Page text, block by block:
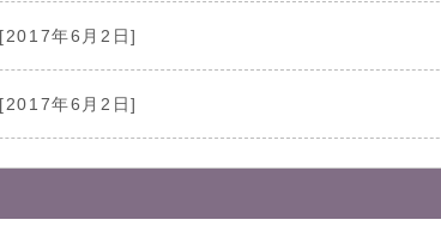
[2017年6月2日]
[2017年6月2日]